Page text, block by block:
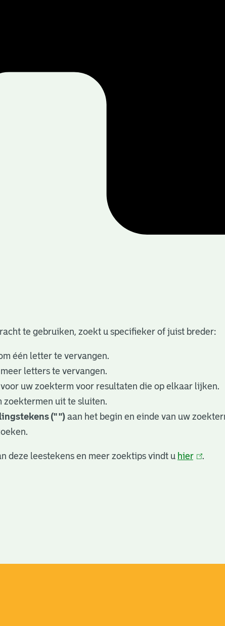
te gebruiken, zoekt u specifieker of juist breder:
één letter te vervangen.
letters te vervangen.
voor uw zoekterm voor resultaten die op elkaar lijken.
zoektermen uit te sluiten.
(" ") aan het begin en einde van uw
deze leestekens en meer zoektips vindt u hier(link
.